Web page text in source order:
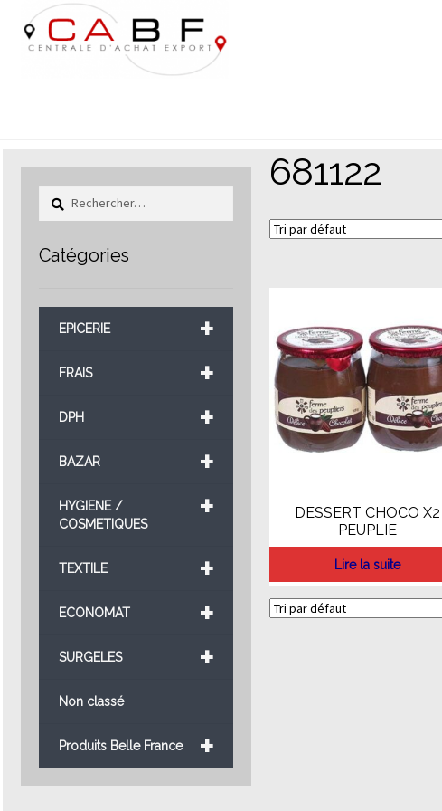
Aller
à
la
Aller
au
contenu
681122
DESSERT CHOCO X2
PEUPLIE
Lire la suite
Rechercher :
Catégories
+
EPICERIE
+
FRAIS
+
DPH
+
BAZAR
+
HYGIENE /
COSMETIQUES
+
TEXTILE
+
ECONOMAT
+
SURGELES
Non classé
+
Produits Belle France